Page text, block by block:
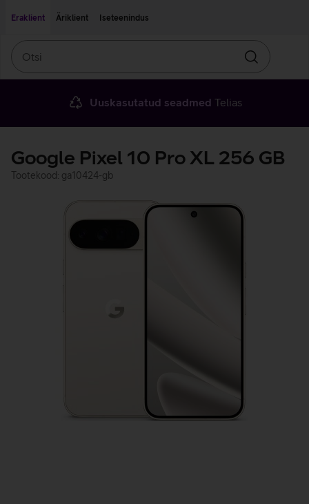
Eraklient
Äriklient Iseteenindus
Otsin
Uuskasutatud seadmed Telias
Google Pixel 10 Pro XL 256 GB
Tootekood: ga10424-gb